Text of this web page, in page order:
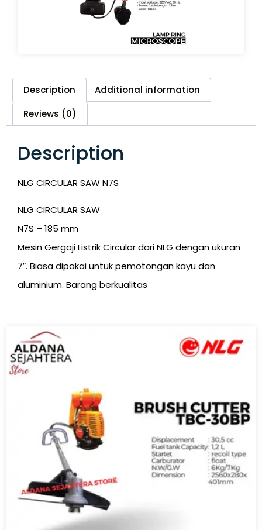
Description
Additional information
Reviews (0)
Description
NLG CIRCULAR SAW N7S
NLG CIRCULAR SAW
N7S – 185 mm
Mesin Gergaji Listrik Circular dari NLG dengan ukuran
7″. Biasa dipakai untuk pemotongan kayu dan
aluminium. Barang berkualitas